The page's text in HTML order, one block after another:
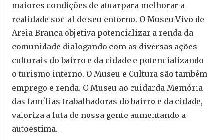
maiores condições de atuarpara melhorar a
realidade social de seu entorno. O Museu Vivo de
Areia Branca objetiva potencializar a renda da
comunidade dialogando com as diversas ações
culturais do bairro e da cidade e potencializando
o turismo interno. O Museu e Cultura são também
emprego e renda. O Museu ao cuidarda Memória
das famílias trabalhadoras do bairro e da cidade,
valoriza a luta de nossa gente aumentando a
autoestima.